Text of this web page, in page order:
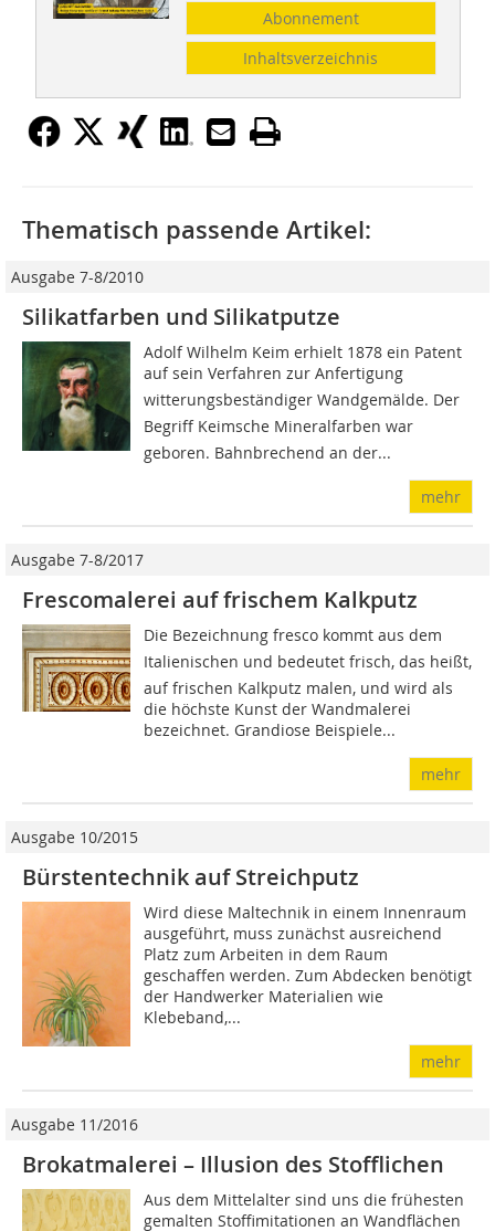
Abonnement
Inhaltsverzeichnis
Thematisch passende Artikel:
Ausgabe 7-8/2010
Silikatfarben und Silikatputze
Adolf Wilhelm Keim erhielt 1878 ein Patent
auf sein Verfahren zur Anfertigung
witterungsbeständiger Wandgemälde. Der
Begriff Keimsche Mineralfarben war
geboren. Bahnbrechend an der...
mehr
Ausgabe 7-8/2017
Frescomalerei auf frischem Kalkputz
Die Bezeichnung fresco kommt aus dem
Italienischen und bedeutet frisch, das heißt,
auf frischen Kalkputz malen, und wird als
die höchste Kunst der Wandmalerei
bezeichnet. Grandiose Beispiele...
mehr
Ausgabe 10/2015
Bürstentechnik auf Streichputz
Wird diese Maltechnik in einem Innenraum
ausgeführt, muss zunächst ausreichend
Platz zum Arbeiten in dem Raum
geschaffen werden. Zum Abdecken benötigt
der Handwerker Materialien wie
Klebeband,...
mehr
Ausgabe 11/2016
Brokatmalerei – Illusion des Stofflichen
Aus dem Mittelalter sind uns die frühesten
gemalten Stoffimitationen an Wandflächen